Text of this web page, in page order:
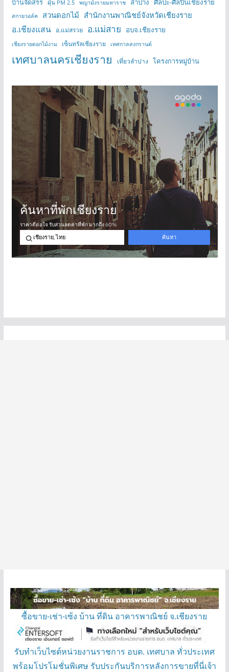
บ้านจัดสรร ฝุ่น PM 2.5 พญามังรายมหาราช ลำปาง ศิลปะ-ศิลปินเชียงราย
สกายวอล์ค สวนดอกไม้ สำนักงานพาณิชย์จังหวัดเชียงราย
อ.เชียงแสน อ.แม่สรวย อ.แม่สาย อบจ.เชียงราย
เชียงรายดอกไม้งาม เซ็นทรัลเชียงราย เทศกาลสงกรานต์
เทศบาลนครเชียงราย เที่ยวลำปาง โครงการหมู่บ้าน
ซื้อขาย-เช่า-เซ้ง บ้าน ที่ดิน อาคารพาณิชย์ จ.เชียงราย
รับทำเว็บไซต์หน่วยงานราชการ อบต. เทศบาล ทั่วประเทศ
พร้อมโปรโมชั่นพิเศษ รับประกันบริการหลังการขายที่นี่เจ้า